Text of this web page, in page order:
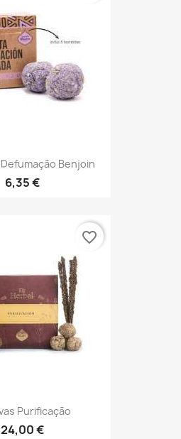
Benjoin
6,35 €
Purificação
24,00 €
favorite_border